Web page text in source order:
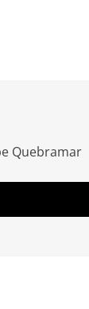
Quebramar